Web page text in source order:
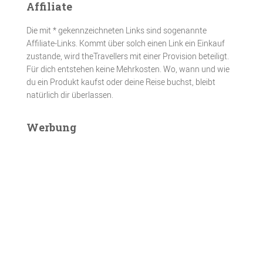
Affiliate
Die mit * gekennzeichneten Links sind sogenannte
Affiliate-Links. Kommt über solch einen Link ein Einkauf
zustande, wird theTravellers mit einer Provision beteiligt.
Für dich entstehen keine Mehrkosten. Wo, wann und wie
du ein Produkt kaufst oder deine Reise buchst, bleibt
natürlich dir überlassen.
Werbung